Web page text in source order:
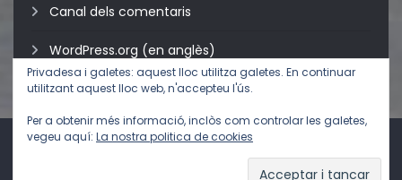
Canal dels comentaris
WordPress.org (en anglès)
Avís legal, polítiques deprivadesa
Privadesa i galetes: aquest lloc utilitza galetes. En continuar
utilitzant aquest lloc web, n'accepteu l'ús.
Per a obtenir més informació, inclòs com controlar les galetes,
vegeu aquí: La nostra politica de cookies